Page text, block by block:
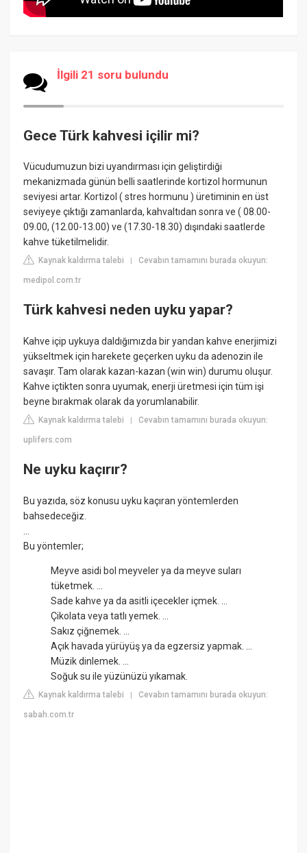
İlgili 21 soru bulundu
Gece Türk kahvesi içilir mi?
Vücudumuzun bizi uyandırması için geliştirdiği
mekanizmada günün belli saatlerinde kortizol hormunun
seviyesi artar. Kortizol ( stres hormunu ) üretiminin en üst
seviyeye çıktığı zamanlarda, kahvaltıdan sonra ve ( 08.00-
09.00, (12.00-13.00) ve (17.30-18.30) dışındaki saatlerde
kahve tüketilmelidir.
Kaynak kaldırma talebi |Cevabın tamamını burada okuyun:
medipol.com.tr
Türk kahvesi neden uyku yapar?
Kahve içip uykuya daldığımızda bir yandan kahve enerjimizi
yükseltmek için harekete geçerken uyku da adenozin ile
savaşır. Tam olarak kazan-kazan (win win) durumu oluşur.
Kahve içtikten sonra uyumak, enerji üretmesi için tüm işi
beyne bırakmak olarak da yorumlanabilir.
Kaynak kaldırma talebi |Cevabın tamamını burada okuyun:
uplifers.com
Ne uyku kaçırır?
Bu yazıda, söz konusu uyku kaçıran yöntemlerden
bahsedeceğiz.
Bu yöntemler;
Meyve asidi bol meyveler ya da meyve suları
tüketmek. ...
Sade kahve ya da asitli içecekler içmek. ...
Çikolata veya tatlı yemek. ...
Sakız çiğnemek. ...
Açık havada yürüyüş ya da egzersiz yapmak. ...
Müzik dinlemek. ...
Soğuk su ile yüzünüzü yıkamak.
Kaynak kaldırma talebi |Cevabın tamamını burada okuyun:
sabah.com.tr